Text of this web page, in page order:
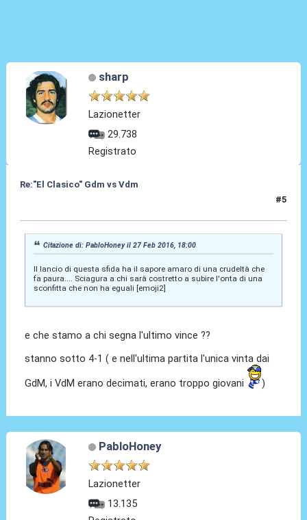
sharp
Lazionetter
29.738
Registrato
Re:"El Clasico" Gdm vs Vdm
#5
Citazione di: PabloHoney il 27 Feb 2016, 18:00
Il lancio di questa sfida ha il sapore amaro di una crudeltà che
fa paura.... Sciagura a chi sarà costretto a subire l'onta di una
sconfitta che non ha eguali [emoji2]
e che stamo a chi segna l'ultimo vince ??
stanno sotto 4-1 ( e nell'ultima partita l'unica vinta dai
GdM, i VdM erano decimati, erano troppo giovani
)
PabloHoney
Lazionetter
13.135